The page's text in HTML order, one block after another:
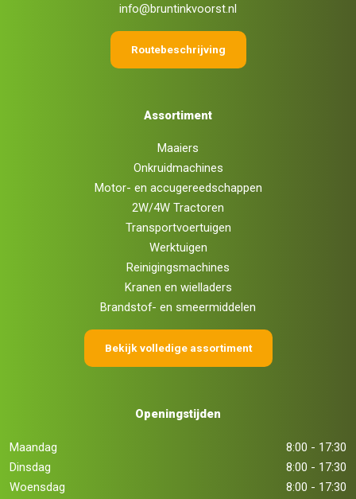
info@bruntinkvoorst.nl
Routebeschrijving
Assortiment
Maaiers
Onkruidmachines
Motor- en accugereedschappen
2W/4W Tractoren
Transportvoertuigen
Werktuigen
Reinigingsmachines
Kranen en wielladers
Brandstof- en smeermiddelen
Bekijk volledige assortiment
Openingstijden
Maandag
8:00 - 17:30
Dinsdag
8:00 - 17:30
Woensdag
8:00 - 17:30